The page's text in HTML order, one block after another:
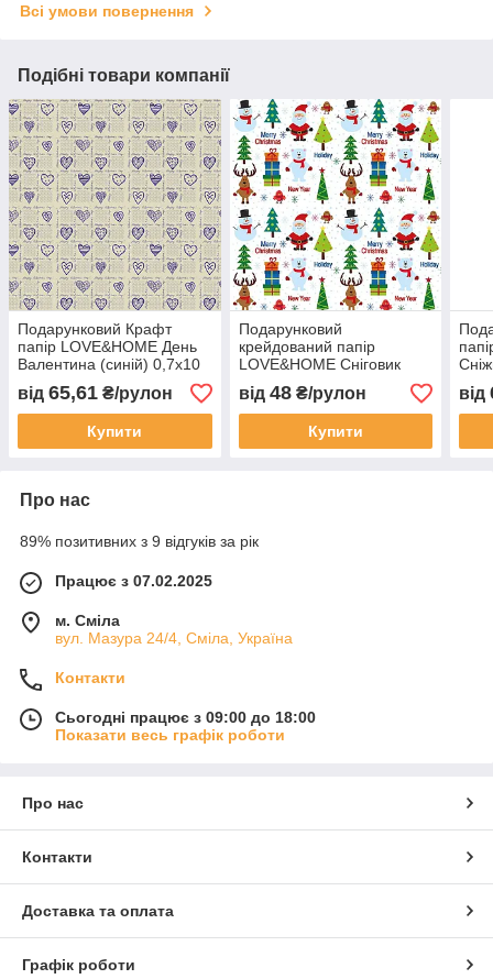
Всі умови повернення
Подібні товари компанії
Подарунковий Крафт
папір LOVE&HOME День
Валентина (синій) 0,7х10
м 70 г/м² (1PAPPR116)
від 65,61 ₴/рулон
Купити
Подарунковий
крейдований папір
LOVE&HOME Сніговик
0,7х2 м 70 г/м²
(1PAPPR10)
від 48₴/рулон
Купити
від
Про нас
89% позитивних з 9 відгуків за рік
Працює з 07.02.2025
м. Сміла
вул. Мазура 24/4, Сміла, Україна
Контакти
Сьогодні працює з 09:00 до 18:00
Показати весь графік роботи
Про нас
Контакти
Доставка та оплата
Графік роботи